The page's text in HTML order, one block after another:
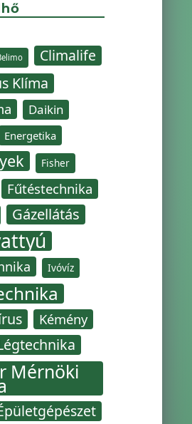
Climalife
Klíma
Daikin
Energetika
Fisher
Fűtéstechnika
Gázellátás
Ivóvíz
Kémény
Mérnöki